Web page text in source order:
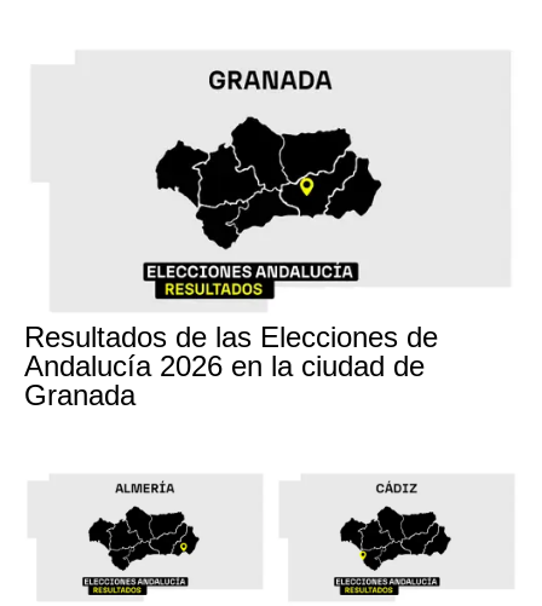
Resultados de las Elecciones de
Andalucía 2026 en la ciudad de
Granada